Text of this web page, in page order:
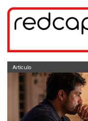
Artículo